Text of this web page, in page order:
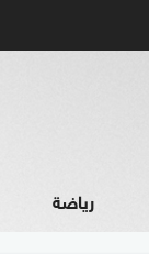
رياضة